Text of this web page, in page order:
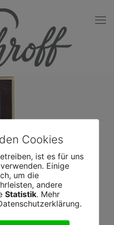
Cookies
ist es für uns
Einige
um die
andere
Statistik. Mehr